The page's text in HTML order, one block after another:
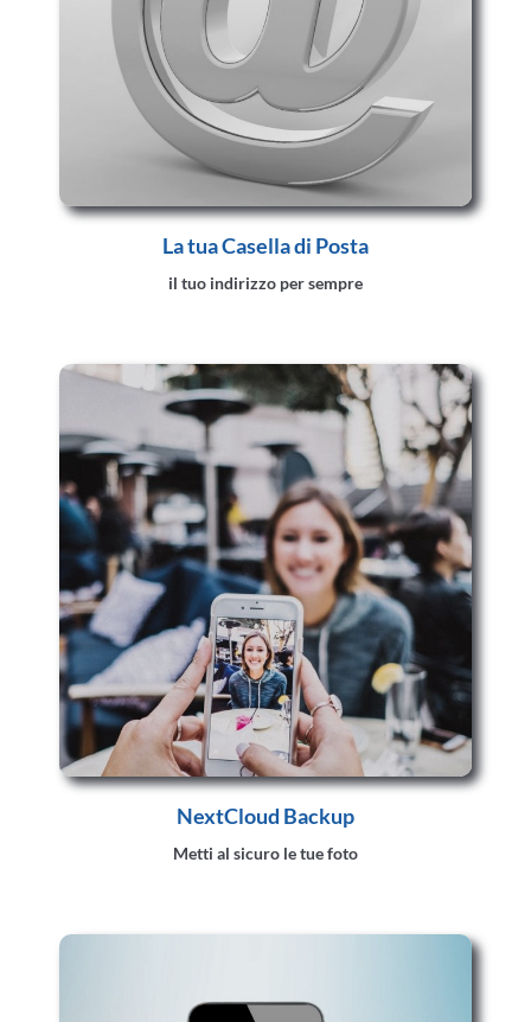
La tua Casella di Posta
il tuo indirizzo per sempre
NextCloud Backup
Metti al sicuro le tue foto